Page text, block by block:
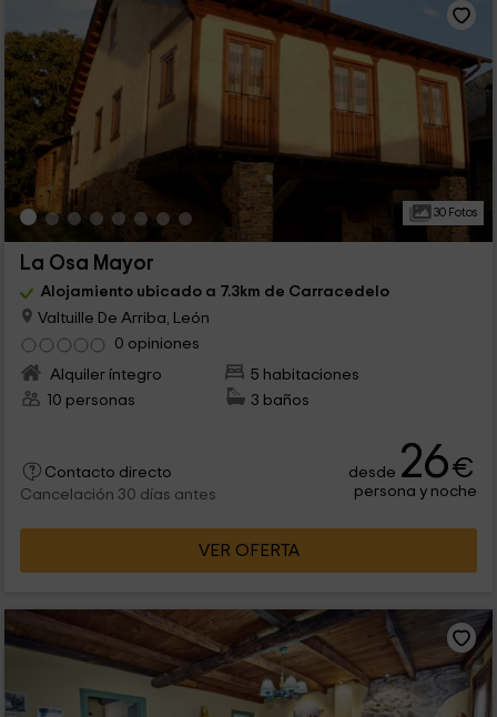
30 Fotos
La Osa Mayor
Alojamiento ubicado a 7.3km de Carracedelo
Valtuille De Arriba, León
0 opiniones
Alquiler íntegro
5 habitaciones
10 personas
3 baños
Contacto directo
Cancelación 30 días antes
desde 26€
persona y noche
VER OFERTA